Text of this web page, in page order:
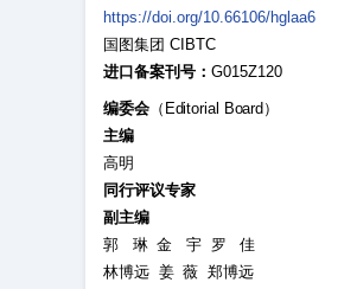
https://doi.org/10.66106/hglaa6
国图集团 CIBTC
进口备案刊号： G015Z120
编委会（Editorial Board）
主编
高明
同行评议专家
副主编
郭 琳 金 宇 罗 佳
林博远 姜 薇 郑博远